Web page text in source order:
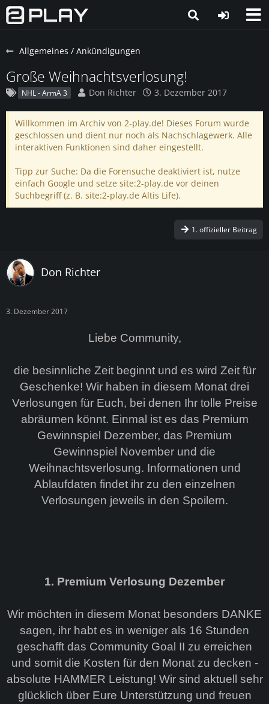
Allgemeines / Ankündigungen
Große Weihnachtsverlosung!
NHL - ArmA 3 Don Richter 3. Dezember 2017
Willkommen im Archiv von 2-play.de! Dieses Forum wurde
geschlossen und dient nur noch als Nachschlagewerk. Alle
interaktiven Funktionen sind daher eingestellt.
Tipp zur Suche: Da die Forensuche deaktiviert ist, nutze
einfach Google und setze site:2-play.de vor deinen
Suchbegriff (z. B. site:2-play.de Altis Life).
1. offizieller Beitrag
Don Richter
3. Dezember 2017
Liebe Community,
die besinnliche Zeit beginnt und es wird Zeit für
Geschenke! Wir haben in diesem Monat drei
Verlosungen für Euch, bei denen Ihr tolle Preise
abräumen könnt. Einmal ist es das Premium
Gewinnspiel Dezember, das Premium
Gewinnspiel November und die
Weihnachtsverlosung. Informationen und
Ablaufdaten findet ihr zu den einzelnen
Verlosungen jeweils in den Spoilern.
1. Premium Verlosung Dezember
Wir möchten in diesem Monat besonders DANKE
sagen, ihr habt es in weniger als 16 Stunden
geschafft das Community Goal II zu erreichen
und somit die Kosten für den Monat zu decken -
absolute HAMMER Leistung! Wir sind aktuell sehr
glücklich über Eure Unterstützung und freuen